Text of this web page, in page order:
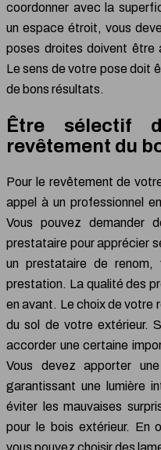
coordonner avec la
un espace étroit, vous
poses droites doivent être
Le sens de votre pose doit
de bons résultats.
Être sélectif
revêtement du
Pour le revêtement de
appel à un professionnel
Vous pouvez demander
prestataire pour apprécier
un prestataire de
prestation. La qualité des
en avant. Le choix de votre
du sol de votre extérieur.
accorder une certaine
Vous devez apporter
garantissant une lumière
éviter les mauvaises
pour le bois extérieur. En